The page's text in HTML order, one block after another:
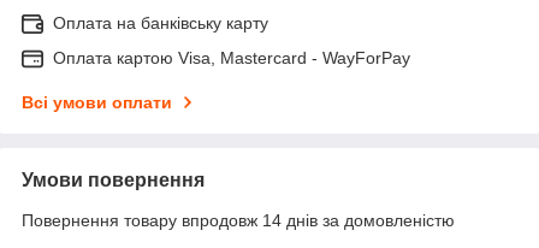
Оплата на банківську карту
Оплата картою Visa, Mastercard - WayForPay
Всі умови оплати
Умови повернення
Повернення товару впродовж 14 днів за домовленістю